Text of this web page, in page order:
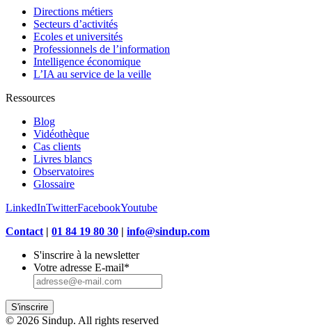
Directions métiers
Secteurs d’activités
Ecoles et universités
Professionnels de l’information
Intelligence économique
L’IA au service de la veille
Ressources
Blog
Vidéothèque
Cas clients
Livres blancs
Observatoires
Glossaire
LinkedInTwitterFacebookYoutube
Contact | 01 84 19 80 30 | info@sindup.com
S'inscrire à la newsletter
Votre adresse E-mail*
S'inscrire
© 2026 Sindup. All rights reserved